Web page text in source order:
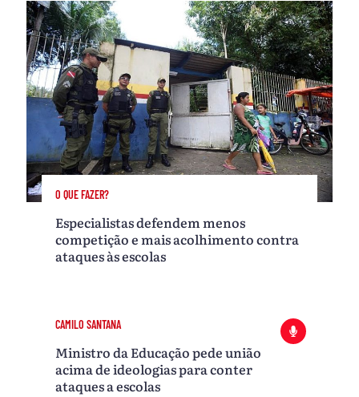
O QUE FAZER?
Especialistas defendem menos
competição e mais acolhimento contra
ataques às escolas
CAMILO SANTANA
Ministro da Educação pede união
acima de ideologias para conter
ataques a escolas